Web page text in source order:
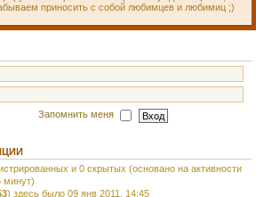
приносить с собой любимцев и любимиц ;)
Запомнить меня
и 0 скрытых (основано на активности
минут)
) здесь было 09 янв 2011, 14:45